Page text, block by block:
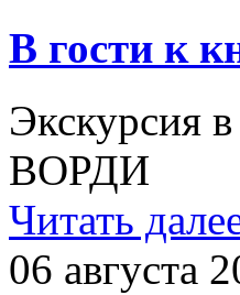
В гости к
Экскурсия
ВОРДИ
Читать
06 августа